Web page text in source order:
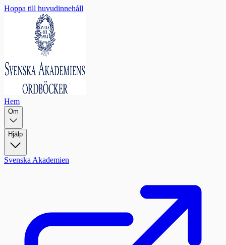
Hoppa till huvudinnehåll
Hem
Om
Hjälp
Svenska Akademien